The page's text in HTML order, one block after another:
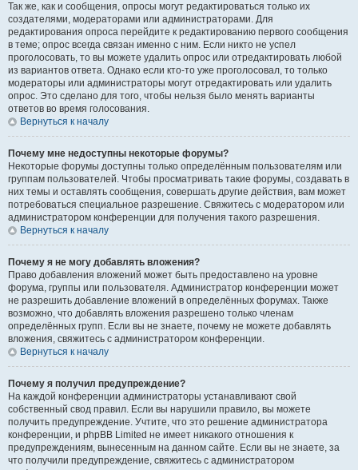
Так же, как и сообщения, опросы могут редактироваться только их
создателями, модераторами или администраторами. Для
редактирования опроса перейдите к редактированию первого сообщения
в теме; опрос всегда связан именно с ним. Если никто не успел
проголосовать, то вы можете удалить опрос или отредактировать любой
из вариантов ответа. Однако если кто-то уже проголосовал, то только
модераторы или администраторы могут отредактировать или удалить
опрос. Это сделано для того, чтобы нельзя было менять варианты
ответов во время голосования.
Вернуться к началу
Почему мне недоступны некоторые форумы?
Некоторые форумы доступны только определённым пользователям или
группам пользователей. Чтобы просматривать такие форумы, создавать в
них темы и оставлять сообщения, совершать другие действия, вам может
потребоваться специальное разрешение. Свяжитесь с модератором или
администратором конференции для получения такого разрешения.
Вернуться к началу
Почему я не могу добавлять вложения?
Право добавления вложений может быть предоставлено на уровне
форума, группы или пользователя. Администратор конференции может
не разрешить добавление вложений в определённых форумах. Также
возможно, что добавлять вложения разрешено только членам
определённых групп. Если вы не знаете, почему не можете добавлять
вложения, свяжитесь с администратором конференции.
Вернуться к началу
Почему я получил предупреждение?
На каждой конференции администраторы устанавливают свой
собственный свод правил. Если вы нарушили правило, вы можете
получить предупреждение. Учтите, что это решение администратора
конференции, и phpBB Limited не имеет никакого отношения к
предупреждениям, вынесенным на данном сайте. Если вы не знаете, за
что получили предупреждение, свяжитесь с администратором